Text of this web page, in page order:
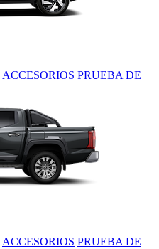
ACCESORIOS PRUEBA DE
ACCESORIOS PRUEBA DE